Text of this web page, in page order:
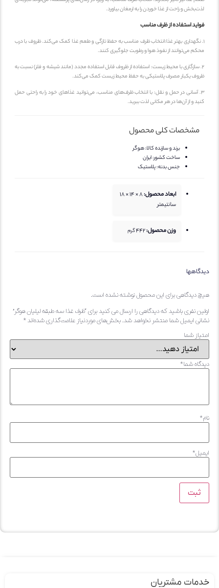
و راحت از غذا خوردن را به ارمغان بیاورد.
استفاده از ظرف مناسب
بهتر غذا:انتخاب ظرف مناسب به حفظ تازگی و طعم غذا کمک می‌کند. ظروف با درب
می‌توانند از نفوذ هوا و رطوبت جلوگیری کنند.
با محیط زیست: استفاده از ظروف قابل استفاده مجدد (مانند شیشه و فلز) نسبت به
یکبار مصرف پلاستیکی به حفظ محیط زیست کمک می‌کند.
آسانی در حمل و نقل: با انتخاب ظرف‌های مناسب، می‌توانید غذاهای خود را به راحتی حمل
و از آن‌ها در هر مکانی لذت ببرید.
کلی محصول
برند و سازنده کالا:هوگر
ساخت کشور:ایران
جنس بدنه:پلاستیک
ابعاد محصول:
8 × 14 × 18
وزن محصول:442گرم
برای این محصول نوشته نشده است.
نفری باشید که دیدگاهی را ارسال می کنید برای “ظرف غذا سه طبقه لیلیان هوگر”
ایمیل شما منتشر نخواهد شد.بخش‌های موردنیاز علامت‌گذاری شده‌اند*
شما
شما*
مشتریان